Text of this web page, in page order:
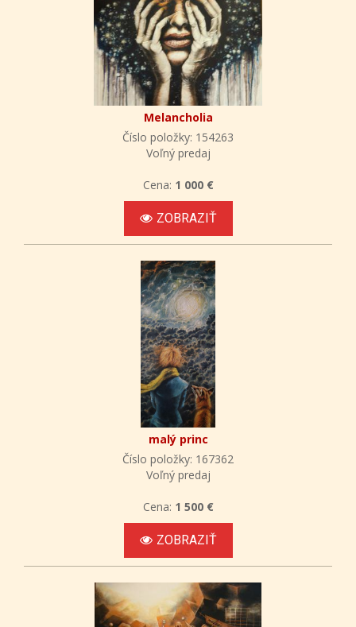
Melancholia
Číslo položky: 154263
Voľný predaj
Cena: 1 000 €
ZOBRAZIŤ
malý princ
Číslo položky: 167362
Voľný predaj
Cena: 1 500 €
ZOBRAZIŤ